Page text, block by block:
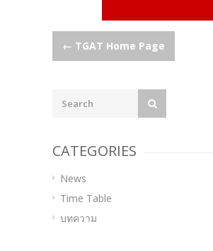
Post
navigation
← TGAT Home Page
CATEGORIES
News
Time Table
บทความ